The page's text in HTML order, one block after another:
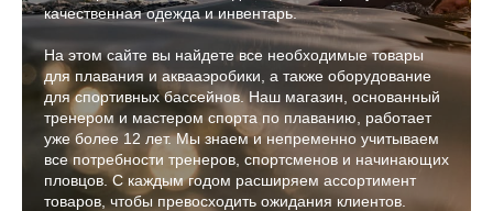
качественная одежда и инвентарь.
На этом сайте вы найдете все необходимые товары
для плавания и аквааэробики, а также оборудование
для спортивных бассейнов. Наш магазин, основанный
тренером и мастером спорта по плаванию, работает
уже более 12 лет. Мы знаем и непременно учитываем
все потребности тренеров, спортсменов и начинающих
пловцов. С каждым годом расширяем ассортимент
товаров, чтобы превосходить ожидания клиентов.